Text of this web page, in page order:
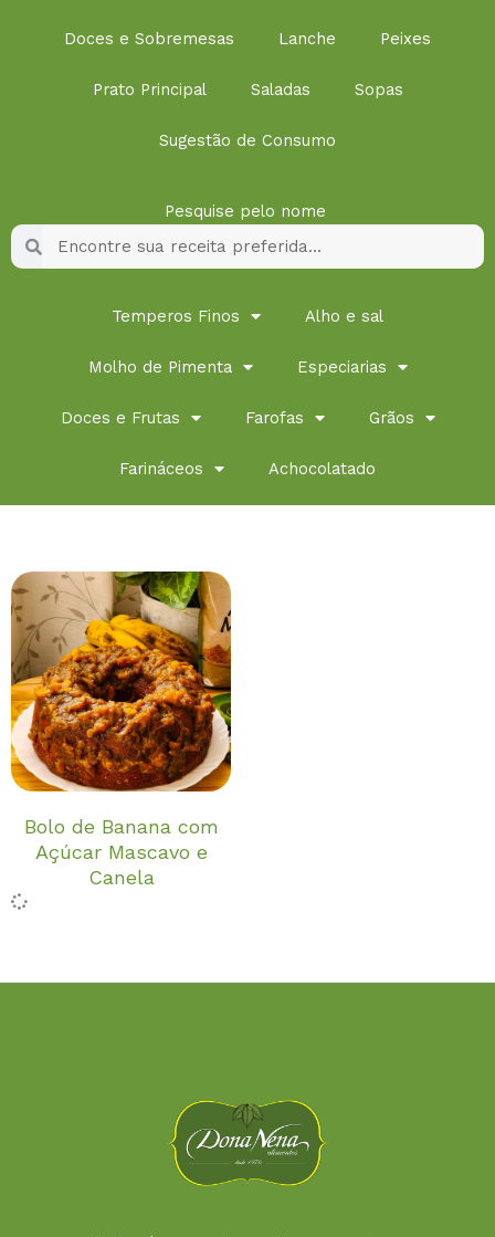
Doces e Sobremesas Lanche Peixes
Prato Principal Saladas Sopas
Sugestão de Consumo
Pesquise pelo nome
Pesquisar
Temperos Finos Alho e sal
Molho de Pimenta Especiarias
Doces e Frutas Farofas Grãos
Farináceos Achocolatado
Bolo de Banana com
Açúcar Mascavo e
Canela